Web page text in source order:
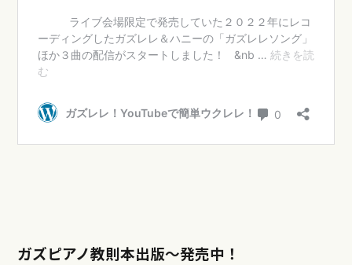
ガズピアノ教則本出版〜発売中！